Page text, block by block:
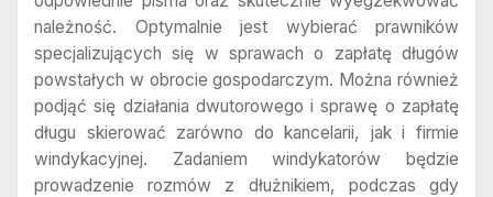
należność. Optymalnie jest wybierać prawników
specjalizujących się w sprawach o zapłatę długów
powstałych w obrocie gospodarczym. Można również
podjąć się działania dwutorowego i sprawę o zapłatę
długu skierować zarówno do kancelarii, jak i firmie
windykacyjnej. Zadaniem windykatorów będzie
prowadzenie rozmów z dłużnikiem, podczas gdy